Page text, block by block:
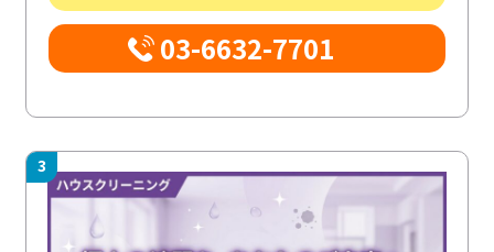
03-6632-7701
3